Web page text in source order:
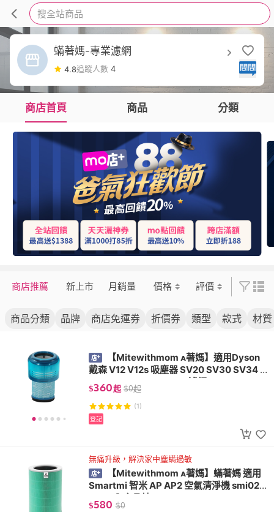
搜全站商品
蟎著媽-專業濾網
4.8追蹤人數 4
商店首頁 商品 分類
商店推薦 新上市 月銷量 價格 評價
商品分類 品牌 商店免運券 折價券 類型 款式 材質
【Mitewithmom 著媽】適用Dyson
戴森 V12 V12s 吸塵器 SV20 SV30 SV34 S
V35 SV44 SV46 SV49 濾網
$360起 $0起
(1)
登記
無痛升級，解決家中塵螨過敏
【Mitewithmom 著媽】蟎著媽 適用
Smartmi 智米 AP AP2 空氣清淨機 smi02 s
mi03 內含晶片RFID
$580 $0